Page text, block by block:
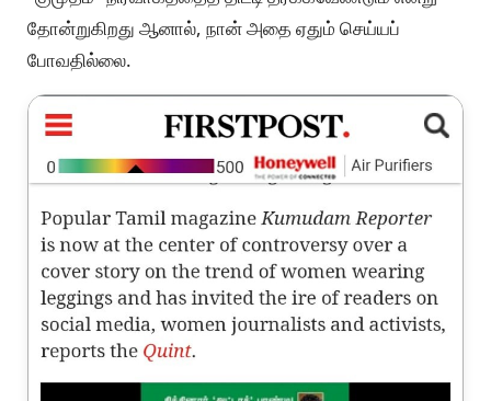
தோன்றுகிறது ஆனால், நான் அதை ஏதும் செய்யப்
போவதில்லை.